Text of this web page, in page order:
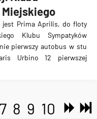
Prima Aprilis, do floty
Klubu Sympatyków
pierwszy autobus w stu
Urbino 12 pierwszej
7 8 9 10